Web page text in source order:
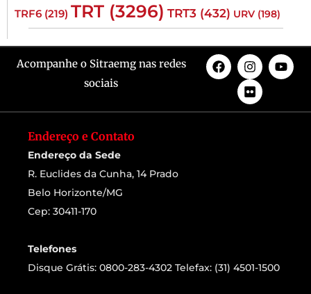
TRF6 (219) TRT (3296) TRT3 (432) URV (198)
Acompanhe o Sitraemg nas redes
sociais
Endereço e Contato
Endereço da Sede
R. Euclides da Cunha, 14 Prado
Belo Horizonte/MG
Cep: 30411-170
Telefones
Disque Grátis: 0800-283-4302 Telefax: (31) 4501-1500